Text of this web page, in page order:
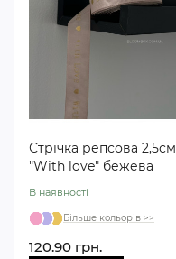
Стрічка репсова 2,5см
"With love" бежева
В наявності
Більше кольорів >>
120.90 грн.